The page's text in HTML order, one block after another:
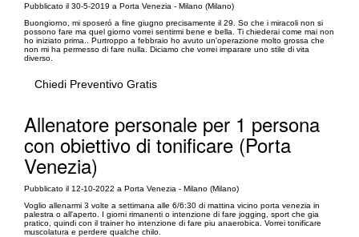
Pubblicato il 30-5-2019 a Porta Venezia - Milano (Milano)
Buongiorno, mi sposeró a fine giugno precisamente il 29. So che i miracoli non si
possono fare ma quel giorno vorrei sentirmi bene e bella. Ti chiederai come mai non
ho iniziato prima.. Purtroppo a febbraio ho avuto un'operazione molto grossa che
non mi ha permesso di fare nulla. Diciamo che vorrei imparare uno stile di vita
diverso.
Chiedi Preventivo Gratis
Allenatore personale per 1 persona
con obiettivo di tonificare (Porta
Venezia)
Pubblicato il 12-10-2022 a Porta Venezia - Milano (Milano)
Voglio allenarmi 3 volte a settimana alle 6/6:30 di mattina vicino porta venezia in
palestra o all'aperto. I giorni rimanenti o intenzione di fare jogging, sport che gia
pratico, quindi con il trainer ho intenzione di fare piu anaerobica. Vorrei tonificare
muscolatura e perdere qualche chilo.